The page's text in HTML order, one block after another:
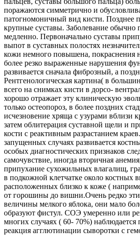
поражаются симметрично и
патогномоничный вид кисти. Позднее
крупные суставы. Заболевание обычно
медленно. Первоначально суставы
выпот в суставных полостях
кожи немного повышена, покраснения
более резко выраженные нарушения
развивается сначала фиброзный, а
Рентгенологическая картина( в
всего на снимках кисти в дорсо-
хорошо отражает эту клиническую
только остеопороз, в более поздних
исчезновение хряща с узурами вблизи
затем облитерация суставной щели и
кости с реактивным разрастанием
запущенных случаях развивается
особых диагностических признаков
самочувствие, иногда вторичная
припухание сухожильных влагалищ,
в подкожной клетчатке около костных
расположенных близко к коже (
от горошины до вишни.Очень редко эти
величины мелкого яблока, они мало
образуют фистул. СОЭ умеренно или
многих случаях ( 60- 70%) наблюдается
реакция агглютинации сыворотки с